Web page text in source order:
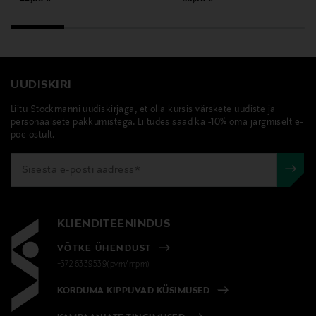
CITRONELLOL, CITRUS AURANTIUM PEEL OIL, CITRUS
LIMON PEEL OIL, GERANYL ACETATE,
LINALOOL, PINENE, TETRAMETHYL
PARFUM/FRAGRANCE, LACTIC ACID, SODIUM
HYDROXIDE.
21013733
Korres Finland
Tootja aadress
Lönnrotinkatu 43a, 00180 Helsinki, Finland
UUDISKIRI
Liitu Stockmanni uudiskirjaga, et olla kursis värskete uudiste ja
personaalsete pakkumistega. Liitudes saad ka -10% oma järgmiselt e-
poe ostult.
KLIENDITEENINDUS
VÕTKE ÜHENDUST
+372 6339539(pvm/mpm)
KORDUMA KIPPUVAD KÜSIMUSED